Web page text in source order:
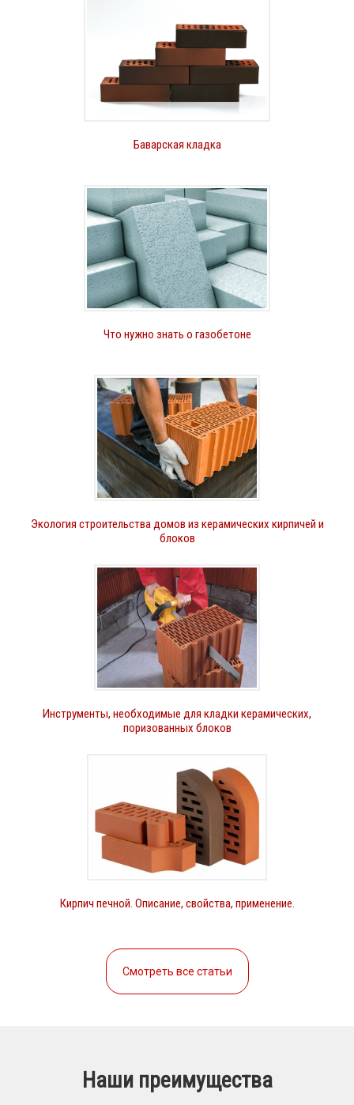
Баварская кладка
Что нужно знать о газобетоне
Экология строительства домов из керамических кирпичей и
блоков
Инструменты, необходимые для кладки керамических,
поризованных блоков
Кирпич печной. Описание, свойства, применение.
Смотреть все статьи
Наши преимущества